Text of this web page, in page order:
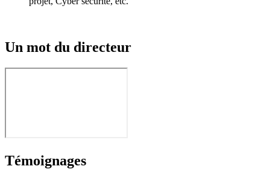
Un mot du directeur
Témoignages